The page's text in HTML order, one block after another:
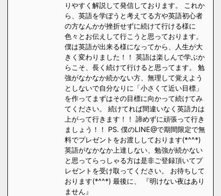
りやすく解説して発信しております。 これか
ら、英語を学ぼうと考えてる方や英語初心者
の方なんかが挫折せずに続けて行ける様に
色々とお伝えして行こうと思っております。
僕は英語が出来る様になってから、人生が大
きく変わりました！！ 英語は楽しんで学ぶか
らこそ、長く続けて行けると思ってます。 勉
強がなかなか続かない方、無理して覚えよう
としないで自分なりに「小さくて近い目標」
を作ってまずはその目標に向かって続けてみ
てください。 続けてれば間違いなく英語力は
上がって行きます！！ 諦めずに頑張って行き
ましょう！！ PS. 僕のLINE@で期間限定で無
料でプレゼントをお渡ししております(*^^*)
英語がなかなか上達しない、勉強が続かない
と思ってらっしゃる方は是非ご登録頂いてプ
レゼントを受け取ってください。 お待ちして
おります(*^^*) 最後に、 『明けない夜はあり
ません』